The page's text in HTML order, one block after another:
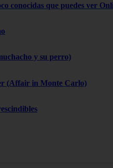
conocidas que puedes ver
y su perro)
(Affair in Monte Carlo)